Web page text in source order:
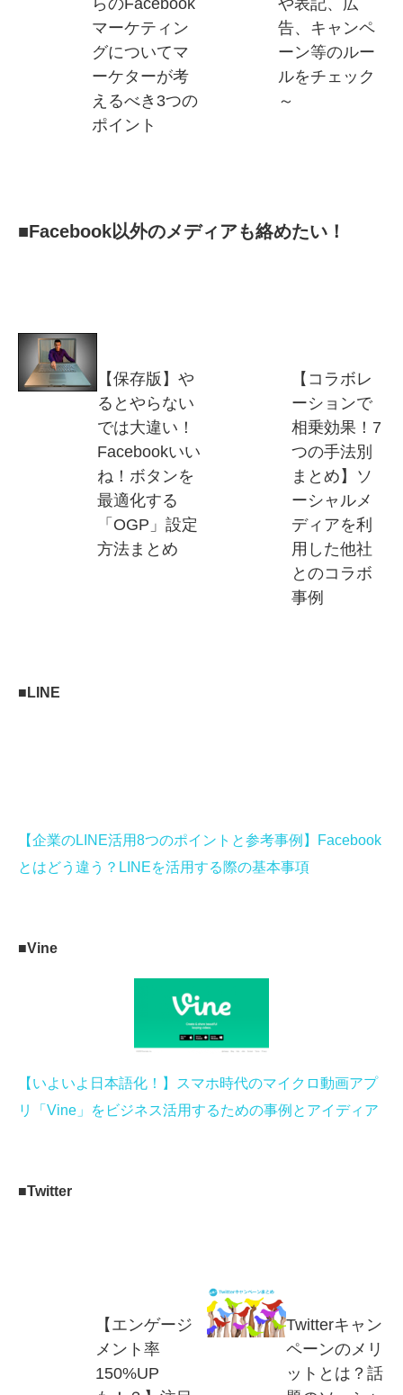
らのFacebook
マーケティン
グについてマ
ーケターが考
えるべき3つの
ポイント
や表記、広
告、キャンペ
ーン等のルー
ルをチェック
～
■Facebook以外のメディアも絡めたい！
【保存版】や
るとやらない
では大違い！
Facebookいい
ね！ボタンを
最適化する
「OGP」設定
方法まとめ
【コラボレ
ーションで
相乗効果！7
つの手法別
まとめ】ソ
ーシャルメ
ディアを利
用した他社
とのコラボ
事例
■LINE
【企業のLINE活用8つのポイントと参考事例】Facebook
とはどう違う？LINEを活用する際の基本事項
■Vine
【いよいよ日本語化！】スマホ時代のマイクロ動画アプ
リ「Vine」をビジネス活用するための事例とアイディア
■Twitter
【エンゲージ
メント率
150%UP
Twitterキャン
ペーンのメリ
ットとは？話